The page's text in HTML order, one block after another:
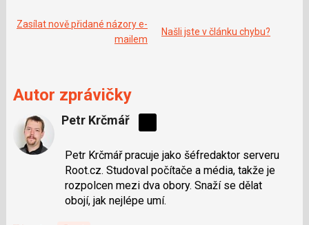
Zasílat nově přidané názory e-
mailem
Našli jste v článku chybu?
Autor zprávičky
Petr Krčmář
síti
X
Petr Krčmář pracuje jako šéfredaktor serveru
Root.cz. Studoval počítače a média, takže je
rozpolcen mezi dva obory. Snaží se dělat
obojí, jak nejlépe umí.